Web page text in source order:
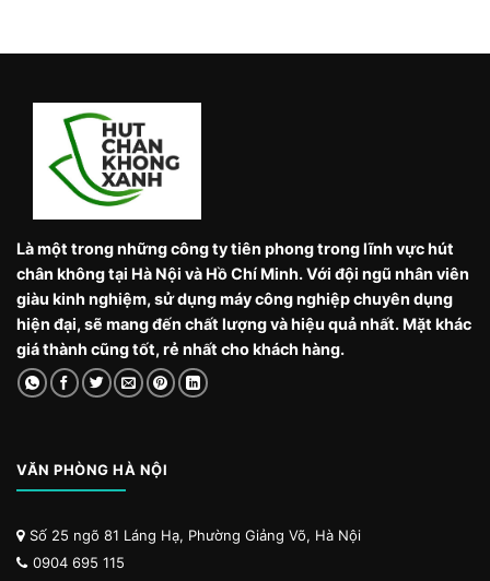
Là một trong những công ty tiên phong trong lĩnh vực hút
chân không tại Hà Nội và Hồ Chí Minh. Với đội ngũ nhân viên
giàu kinh nghiệm, sử dụng máy công nghiệp chuyên dụng
hiện đại, sẽ mang đến chất lượng và hiệu quả nhất. Mặt khác
giá thành cũng tốt, rẻ nhất cho khách hàng.
VĂN PHÒNG HÀ NỘI
Số 25 ngõ 81 Láng Hạ, Phường Giảng Võ, Hà Nội
0904 695 115